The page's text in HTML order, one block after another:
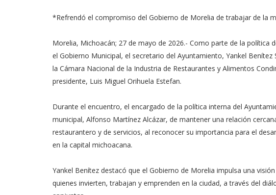
*Refrendó el compromiso del Gobierno de Morelia de trabajar de la
Morelia, Michoacán; 27 de mayo de 2026.- Como parte de la política
el Gobierno Municipal, el secretario del Ayuntamiento, Yankel
la Cámara Nacional de la Industria de Restaurantes y Alimentos
presidente, Luis Miguel Orihuela Estefan.
Durante el encuentro, el encargado de la política interna del
municipal, Alfonso Martínez Alcázar, de mantener una relación
restaurantero y de servicios, al reconocer su importancia para el
en la capital michoacana.
Yankel Benítez destacó que el Gobierno de Morelia impulsa una
quienes invierten, trabajan y emprenden en la ciudad, a través del